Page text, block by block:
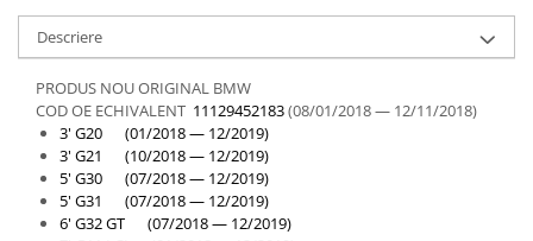
Descriere
PRODUS NOU ORIGINAL BMW
COD OE ECHIVALENT 11129452183(08/01/2018 — 12/11/2018)
3' G20 (01/2018 — 12/2019)
3' G21 (10/2018 — 12/2019)
5' G30 (07/2018 — 12/2019)
5' G31 (07/2018 — 12/2019)
6' G32 GT (07/2018 — 12/2019)